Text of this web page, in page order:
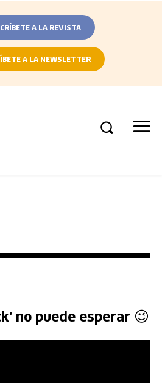
A LA REVISTA
A LA NEWSLETTER
no puede esperar 😉